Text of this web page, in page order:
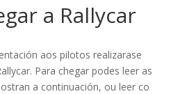
a Rallycar
aos pilotos realizarase
Para chegar podes leer as
a continuación, ou leer co